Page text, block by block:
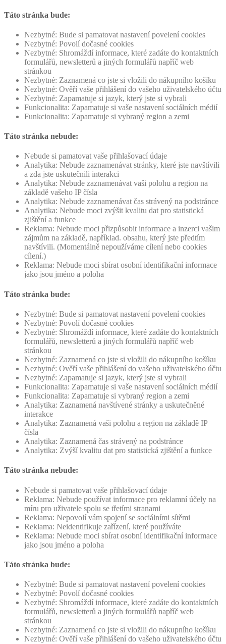
Táto stránka bude:
Nezbytné: Bude si pamatovat nastavení povelení cookies
Nezbytné: Povolí dočasné cookies
Nezbytné: Shromáždí informace, které zadáte do kontaktních
formulářů, newsletterů a jiných formulářů napříč web
stránkou
Nezbytné: Zaznamená co jste si vložili do nákupního košíku
Nezbytné: Ověří vaše přihlášení do vašeho uživatelského účtu
Nezbytné: Zapamatuje si jazyk, který jste si vybrali
Funkcionalita: Zapamatuje si vaše nastavení sociálních médií
Funkcionalita: Zapamatuje si vybraný region a zemi
Táto stránka nebude:
Nebude si pamatovat vaše přihlašovací údaje
Analytika: Nebude zaznamenávat stránky, které jste navštívili
a zda jste uskutečnili interakci
Analytika: Nebude zaznamenávat vaši polohu a region na
základě vašeho IP čísla
Analytika: Nebude zaznamenávat čas strávený na podstránce
Analytika: Nebude moci zvýšit kvalitu dat pro statistická
zjištění a funkce
Reklama: Nebude moci přizpůsobit informace a inzerci vašim
zájmům na základě, například. obsahu, který jste předtím
navštívili. (Momentálně nepoužíváme cílení nebo cookies
cílení.)
Reklama: Nebude moci sbírat osobní identifikační informace
jako jsou jméno a poloha
Táto stránka bude:
Nezbytné: Bude si pamatovat nastavení povelení cookies
Nezbytné: Povolí dočasné cookies
Nezbytné: Shromáždí informace, které zadáte do kontaktních
formulářů, newsletterů a jiných formulářů napříč web
stránkou
Nezbytné: Zaznamená co jste si vložili do nákupního košíku
Nezbytné: Ověří vaše přihlášení do vašeho uživatelského účtu
Nezbytné: Zapamatuje si jazyk, který jste si vybrali
Funkcionalita: Zapamatuje si vaše nastavení sociálních médií
Funkcionalita: Zapamatuje si vybraný region a zemi
Analytika: Zaznamená navštívené stránky a uskutečněné
interakce
Analytika: Zaznamená vaši polohu a region na základě IP
čísla
Analytika: Zaznamená čas strávený na podstránce
Analytika: Zvýší kvalitu dat pro statistická zjištění a funkce
Táto stránka nebude:
Nebude si pamatovat vaše přihlašovací údaje
Reklama: Nebude používat informace pro reklamní účely na
míru pro uživatele spolu se třetími stranami
Reklama: Nepovolí vám spojení se sociálními sítěmi
Reklama: Neidentifikuje zařízení, které používáte
Reklama: Nebude moci sbírat osobní identifikační informace
jako jsou jméno a poloha
Táto stránka bude:
Nezbytné: Bude si pamatovat nastavení povelení cookies
Nezbytné: Povolí dočasné cookies
Nezbytné: Shromáždí informace, které zadáte do kontaktních
formulářů, newsletterů a jiných formulářů napříč web
stránkou
Nezbytné: Zaznamená co jste si vložili do nákupního košíku
Nezbytné: Ověří vaše přihlášení do vašeho uživatelského účtu